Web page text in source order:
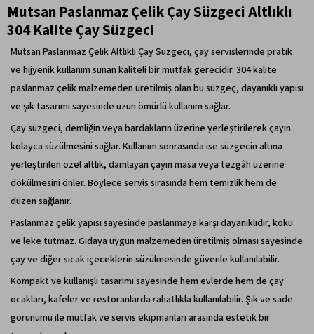
Mutsan Paslanmaz Çelik Çay Süzgeci Altlıklı
304 Kalite Çay Süzgeci
Mutsan Paslanmaz Çelik Altlıklı Çay Süzgeci, çay servislerinde pratik
ve hijyenik kullanım sunan kaliteli bir mutfak gerecidir. 304 kalite
paslanmaz çelik malzemeden üretilmiş olan bu süzgeç, dayanıklı yapısı
ve şık tasarımı sayesinde uzun ömürlü kullanım sağlar.
Çay süzgeci, demliğin veya bardakların üzerine yerleştirilerek çayın
kolayca süzülmesini sağlar. Kullanım sonrasında ise süzgecin altına
yerleştirilen özel altlık, damlayan çayın masa veya tezgâh üzerine
dökülmesini önler. Böylece servis sırasında hem temizlik hem de
düzen sağlanır.
Paslanmaz çelik yapısı sayesinde paslanmaya karşı dayanıklıdır, koku
ve leke tutmaz. Gıdaya uygun malzemeden üretilmiş olması sayesinde
çay ve diğer sıcak içeceklerin süzülmesinde güvenle kullanılabilir.
Kompakt ve kullanışlı tasarımı sayesinde hem evlerde hem de çay
ocakları, kafeler ve restoranlarda rahatlıkla kullanılabilir. Şık ve sade
görünümü ile mutfak ve servis ekipmanları arasında estetik bir